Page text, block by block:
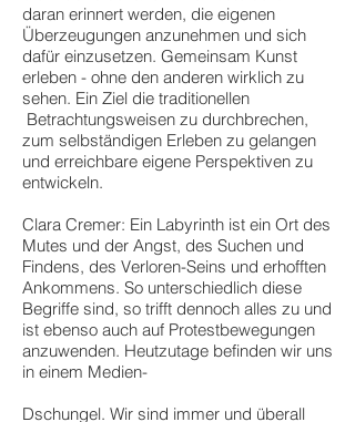
daran erinnert werden, die eigenen
Überzeugungen anzunehmen und sich
dafür einzusetzen. Gemeinsam Kunst
erleben - ohne den anderen wirklich zu
sehen. Ein Ziel die traditionellen
Betrachtungsweisen zu durchbrechen,
zum selbständigen Erleben zu gelangen
und erreichbare eigene Perspektiven zu
entwickeln.
Clara Cremer: Ein Labyrinth ist ein Ort des
Mutes und der Angst, des Suchen und
Findens, des Verloren-Seins und erhofften
Ankommens. So unterschiedlich diese
Begriffe sind, so trifft dennoch alles zu und
ist ebenso auch auf Protestbewegungen
anzuwenden. Heutzutage befinden wir uns
in einem Medien-
Dschungel. Wir sind immer und überall